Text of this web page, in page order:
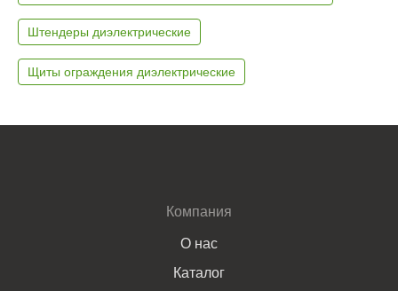
Штендеры диэлектрические
Щиты ограждения диэлектрические
Компания
О нас
Каталог